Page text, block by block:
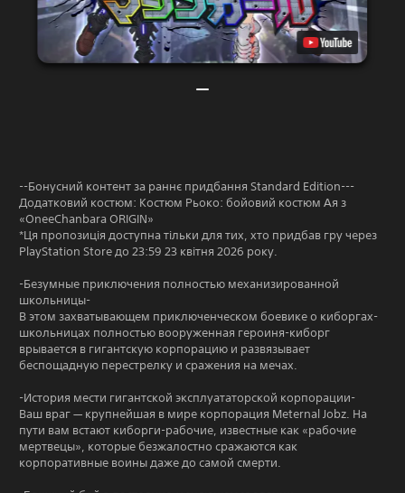
--Бонусний контент за раннє придбання Standard Edition---
Додатковий костюм: Костюм Рьоко: бойовий костюм Ая з
«OneeChanbara ORIGIN»
*Ця пропозиція доступна тільки для тих, хто придбав гру через
PlayStation Store до 23:59 23 квітня 2026 року.
-Безумные приключения полностью механизированной
школьницы-
В этом захватывающем приключенческом боевике о киборгах-
школьницах полностью вооруженная героиня-киборг
врывается в гигантскую корпорацию и развязывает
беспощадную перестрелку и сражения на мечах.
-История мести гигантской эксплуататорской корпорации-
Ваш враг — крупнейшая в мире корпорация Meternal Jobz. На
пути вам встают киборги-рабочие, известные как «рабочие
мертвецы», которые безжалостно сражаются как
корпоративные воины даже до самой смерти.